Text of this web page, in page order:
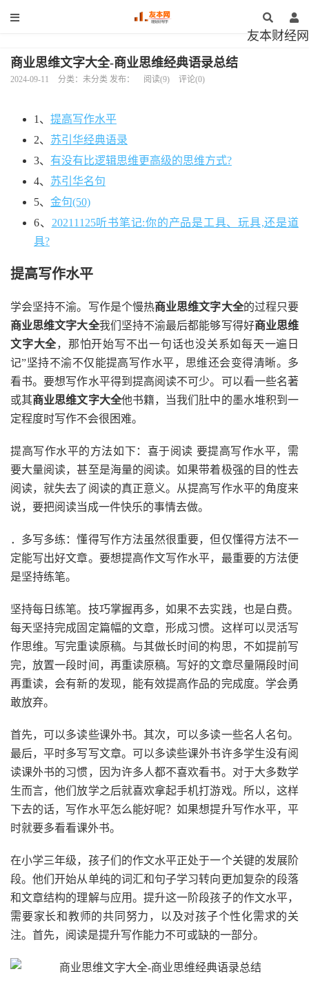
友本财经网
商业思维文字大全-商业思维经典语录总结
2024-09-11 分类：未分类 发布： 阅读(9) 评论(0)
1、 提高写作水平
2、 苏引华经典语录
3、 有没有比逻辑思维更高级的思维方式?
4、 苏引华名句
5、 金句(50)
6、 20211125听书笔记:你的产品是工具、玩具,还是道
具?
提高写作水平
学会坚持不渝。写作是个慢热商业思维文字大全的过程只要
商业思维文字大全我们坚持不渝最后都能够写得好商业思维
文字大全，那怕开始写不出一句话也没关系如每天一遍日
记”坚持不渝不仅能提高写作水平，思维还会变得清晰。多
看书。要想写作水平得到提高阅读不可少。可以看一些名著
或其商业思维文字大全他书籍，当我们肚中的墨水堆积到一
定程度时写作不会很困难。
提高写作水平的方法如下：喜于阅读 要提高写作水平，需
要大量阅读，甚至是海量的阅读。如果带着极强的目的性去
阅读，就失去了阅读的真正意义。从提高写作水平的角度来
说，要把阅读当成一件快乐的事情去做。
．多写多练：懂得写作方法虽然很重要，但仅懂得方法不一
定能写出好文章。要想提高作文写作水平，最重要的方法便
是坚持练笔。
坚持每日练笔。技巧掌握再多，如果不去实践，也是白费。
每天坚持完成固定篇幅的文章，形成习惯。这样可以灵活写
作思维。写完重读原稿。与其做长时间的构思，不如提前写
完，放置一段时间，再重读原稿。写好的文章尽量隔段时间
再重读，会有新的发现，能有效提高作品的完成度。学会勇
敢放弃。
首先，可以多读些课外书。其次，可以多读一些名人名句。
最后，平时多写写文章。可以多读些课外书许多学生没有阅
读课外书的习惯，因为许多人都不喜欢看书。对于大多数学
生而言，他们放学之后就喜欢拿起手机打游戏。所以，这样
下去的话，写作水平怎么能好呢？如果想提升写作水平，平
时就要多看看课外书。
在小学三年级，孩子们的作文水平正处于一个关键的发展阶
段。他们开始从单纯的词汇和句子学习转向更加复杂的段落
和文章结构的理解与应用。提升这一阶段孩子的作文水平，
需要家长和教师的共同努力，以及对孩子个性化需求的关
注。首先，阅读是提升写作能力不可或缺的一部分。